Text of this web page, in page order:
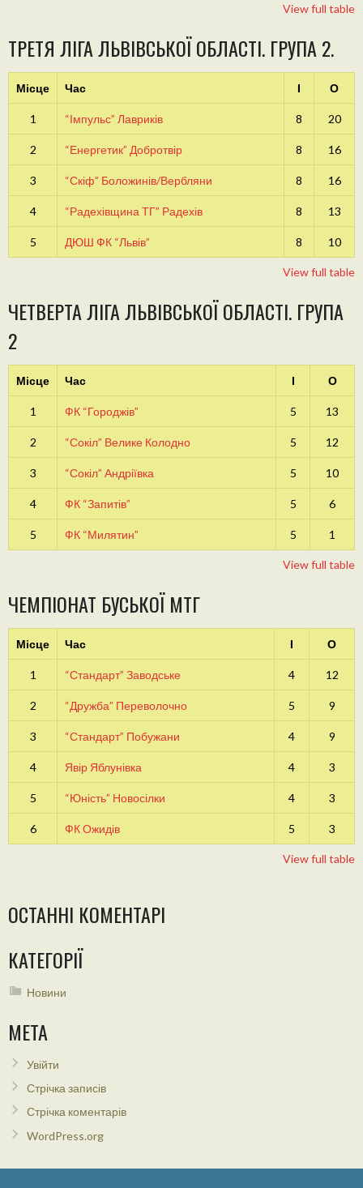
View full table
ТРЕТЯ ЛІГА ЛЬВІВСЬКОЇ ОБЛАСТІ. ГРУПА 2.
Місце Час І О
1 “Імпульс” Лавриків 8 20
2 “Енергетик” Добротвір 8 16
3 “Скіф” Боложинів/Вербляни 8 16
4 “Радехівщина ТГ” Радехів 8 13
5 ДЮШ ФК “Львів” 8 10
View full table
ЧЕТВЕРТА ЛІГА ЛЬВІВСЬКОЇ ОБЛАСТІ. ГРУПА
2
Місце Час І О
1 ФК “Городжів” 5 13
2 “Сокіл” Велике Колодно 5 12
3 “Сокіл” Андріївка 5 10
4 ФК “Запитів” 5 6
5 ФК “Милятин” 5 1
View full table
ЧЕМПІОНАТ БУСЬКОЇ МТГ
Місце Час І О
1 “Стандарт” Заводське 4 12
2 “Дружба” Переволочно 5 9
3 “Стандарт” Побужани 4 9
4 Явір Яблунівка 4 3
5 “Юність” Новосілки 4 3
6 ФК Ожидів 5 3
View full table
ОСТАННІ КОМЕНТАРІ
КАТЕГОРІЇ
Новини
МЕТА
Увійти
Стрічка записів
Стрічка коментарів
WordPress.org